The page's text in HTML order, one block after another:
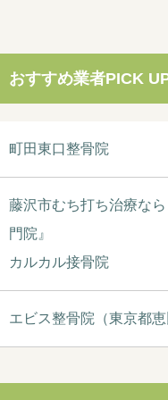
おすすめ業者PICK
町田東口整骨院
藤沢市むち打ち治療な
門院』
カルカル接骨院
エビス整骨院（東京都恵